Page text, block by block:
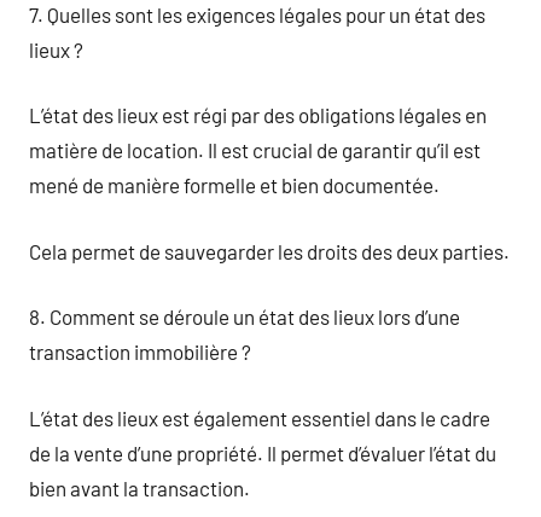
7. Quelles sont les exigences légales pour un état des
lieux ?
L’état des lieux est régi par des obligations légales en
matière de location. Il est crucial de garantir qu’il est
mené de manière formelle et bien documentée.
Cela permet de sauvegarder les droits des deux parties.
8. Comment se déroule un état des lieux lors d’une
transaction immobilière ?
L’état des lieux est également essentiel dans le cadre
de la vente d’une propriété. Il permet d’évaluer l’état du
bien avant la transaction.